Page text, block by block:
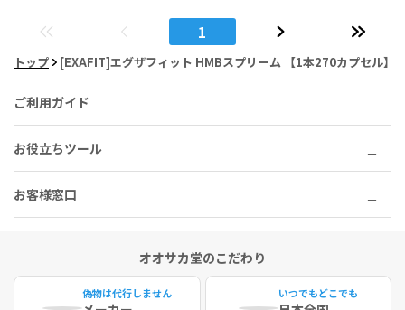
1
トップ [EXAFIT]エグザフィット HMBスプリーム 【1本270カプセル】
ご利用ガイド
お役立ちツール
お客様窓口
オオサカ堂のこだわり
偽物は代行しません いつでもどこでも